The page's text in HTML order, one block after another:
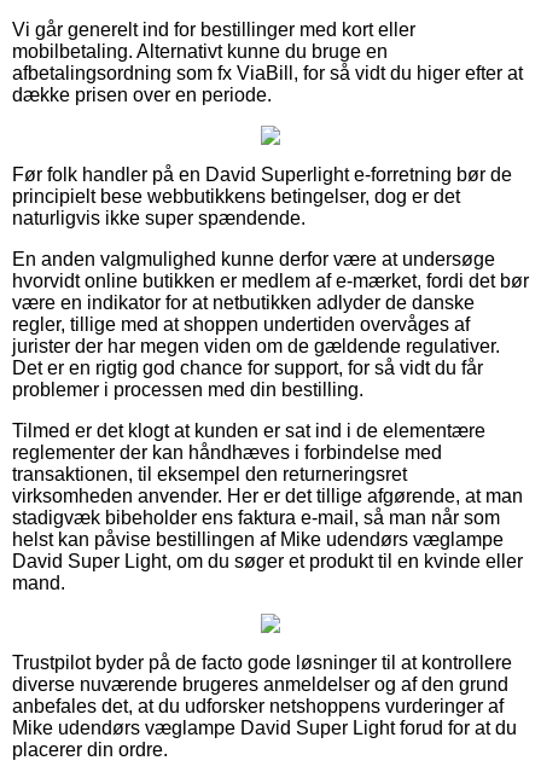
Vi går generelt ind for bestillinger med kort eller
mobilbetaling. Alternativt kunne du bruge en
afbetalingsordning som fx ViaBill, for så vidt du higer efter at
dække prisen over en periode.
Før folk handler på en David Superlight e-forretning bør de
principielt bese webbutikkens betingelser, dog er det
naturligvis ikke super spændende.
En anden valgmulighed kunne derfor være at undersøge
hvorvidt online butikken er medlem af e-mærket, fordi det bør
være en indikator for at netbutikken adlyder de danske
regler, tillige med at shoppen undertiden overvåges af
jurister der har megen viden om de gældende regulativer.
Det er en rigtig god chance for support, for så vidt du får
problemer i processen med din bestilling.
Tilmed er det klogt at kunden er sat ind i de elementære
reglementer der kan håndhæves i forbindelse med
transaktionen, til eksempel den returneringsret
virksomheden anvender. Her er det tillige afgørende, at man
stadigvæk bibeholder ens faktura e-mail, så man når som
helst kan påvise bestillingen af Mike udendørs væglampe
David Super Light, om du søger et produkt til en kvinde eller
mand.
Trustpilot byder på de facto gode løsninger til at kontrollere
diverse nuværende brugeres anmeldelser og af den grund
anbefales det, at du udforsker netshoppens vurderinger af
Mike udendørs væglampe David Super Light forud for at du
placerer din ordre.